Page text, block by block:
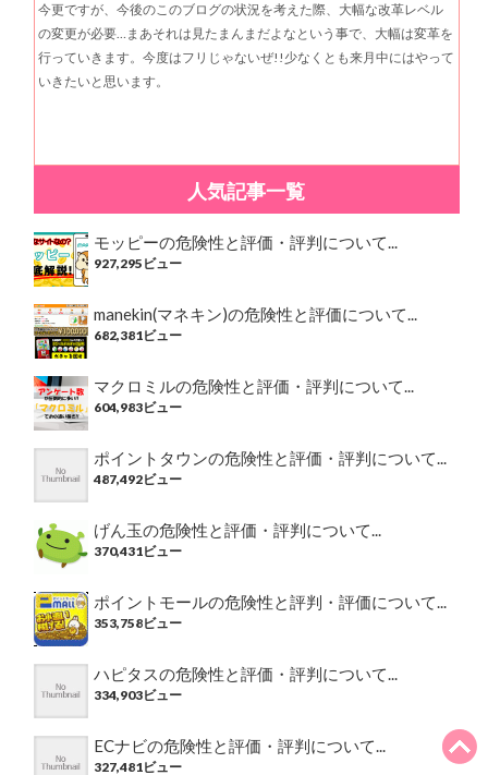
今更ですが、今後のこのブログの状況を考えた際、大幅な改革レベル
の変更が必要…まあそれは見たまんまだよなという事で、大幅は変革を
行っていきます。今度はフリじゃないぜ!!少なくとも来月中にはやって
いきたいと思います。
人気記事一覧
モッピーの危険性と評価・評判について...
927,295ビュー
manekin(マネキン)の危険性と評価について...
682,381ビュー
マクロミルの危険性と評価・評判について...
604,983ビュー
ポイントタウンの危険性と評価・評判について...
487,492ビュー
げん玉の危険性と評価・評判について...
370,431ビュー
ポイントモールの危険性と評判・評価について...
353,758ビュー
ハピタスの危険性と評価・評判について...
334,903ビュー
ECナビの危険性と評価・評判について...
327,481ビュー